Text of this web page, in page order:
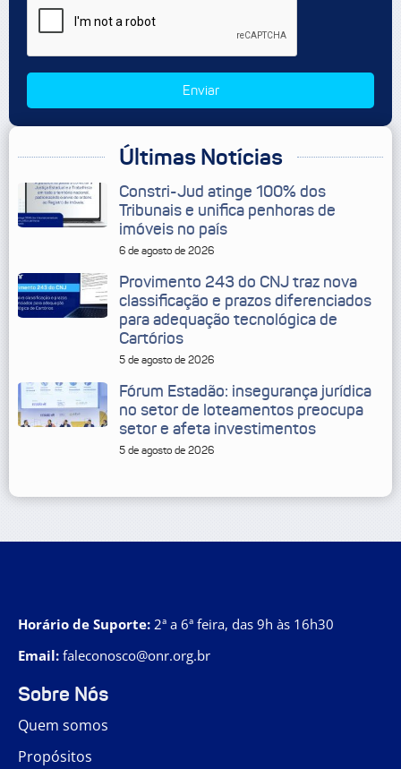
Enviar
Últimas Notícias
Constri-Jud atinge 100% dos
Tribunais e unifica penhoras de
imóveis no país
6 de agosto de 2026
Provimento 243 do CNJ traz nova
classificação e prazos diferenciados
para adequação tecnológica de
Cartórios
5 de agosto de 2026
Fórum Estadão: insegurança jurídica
no setor de loteamentos preocupa
setor e afeta investimentos
5 de agosto de 2026
Horário de Suporte: 2ª a 6ª feira, das 9h às 16h30
Email: faleconosco@onr.org.br
Sobre Nós
Quem somos
Propósitos